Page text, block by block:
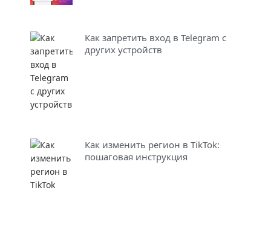
Как запретить вход в Telegram с
других устройств
Как изменить регион в TikTok:
пошаговая инструкция